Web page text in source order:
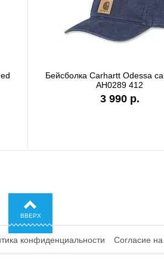
Бейсболка Carhartt Odessa
AH0289 412
3 990 р.
ВВЕРХ
конфиденциальности Согласие